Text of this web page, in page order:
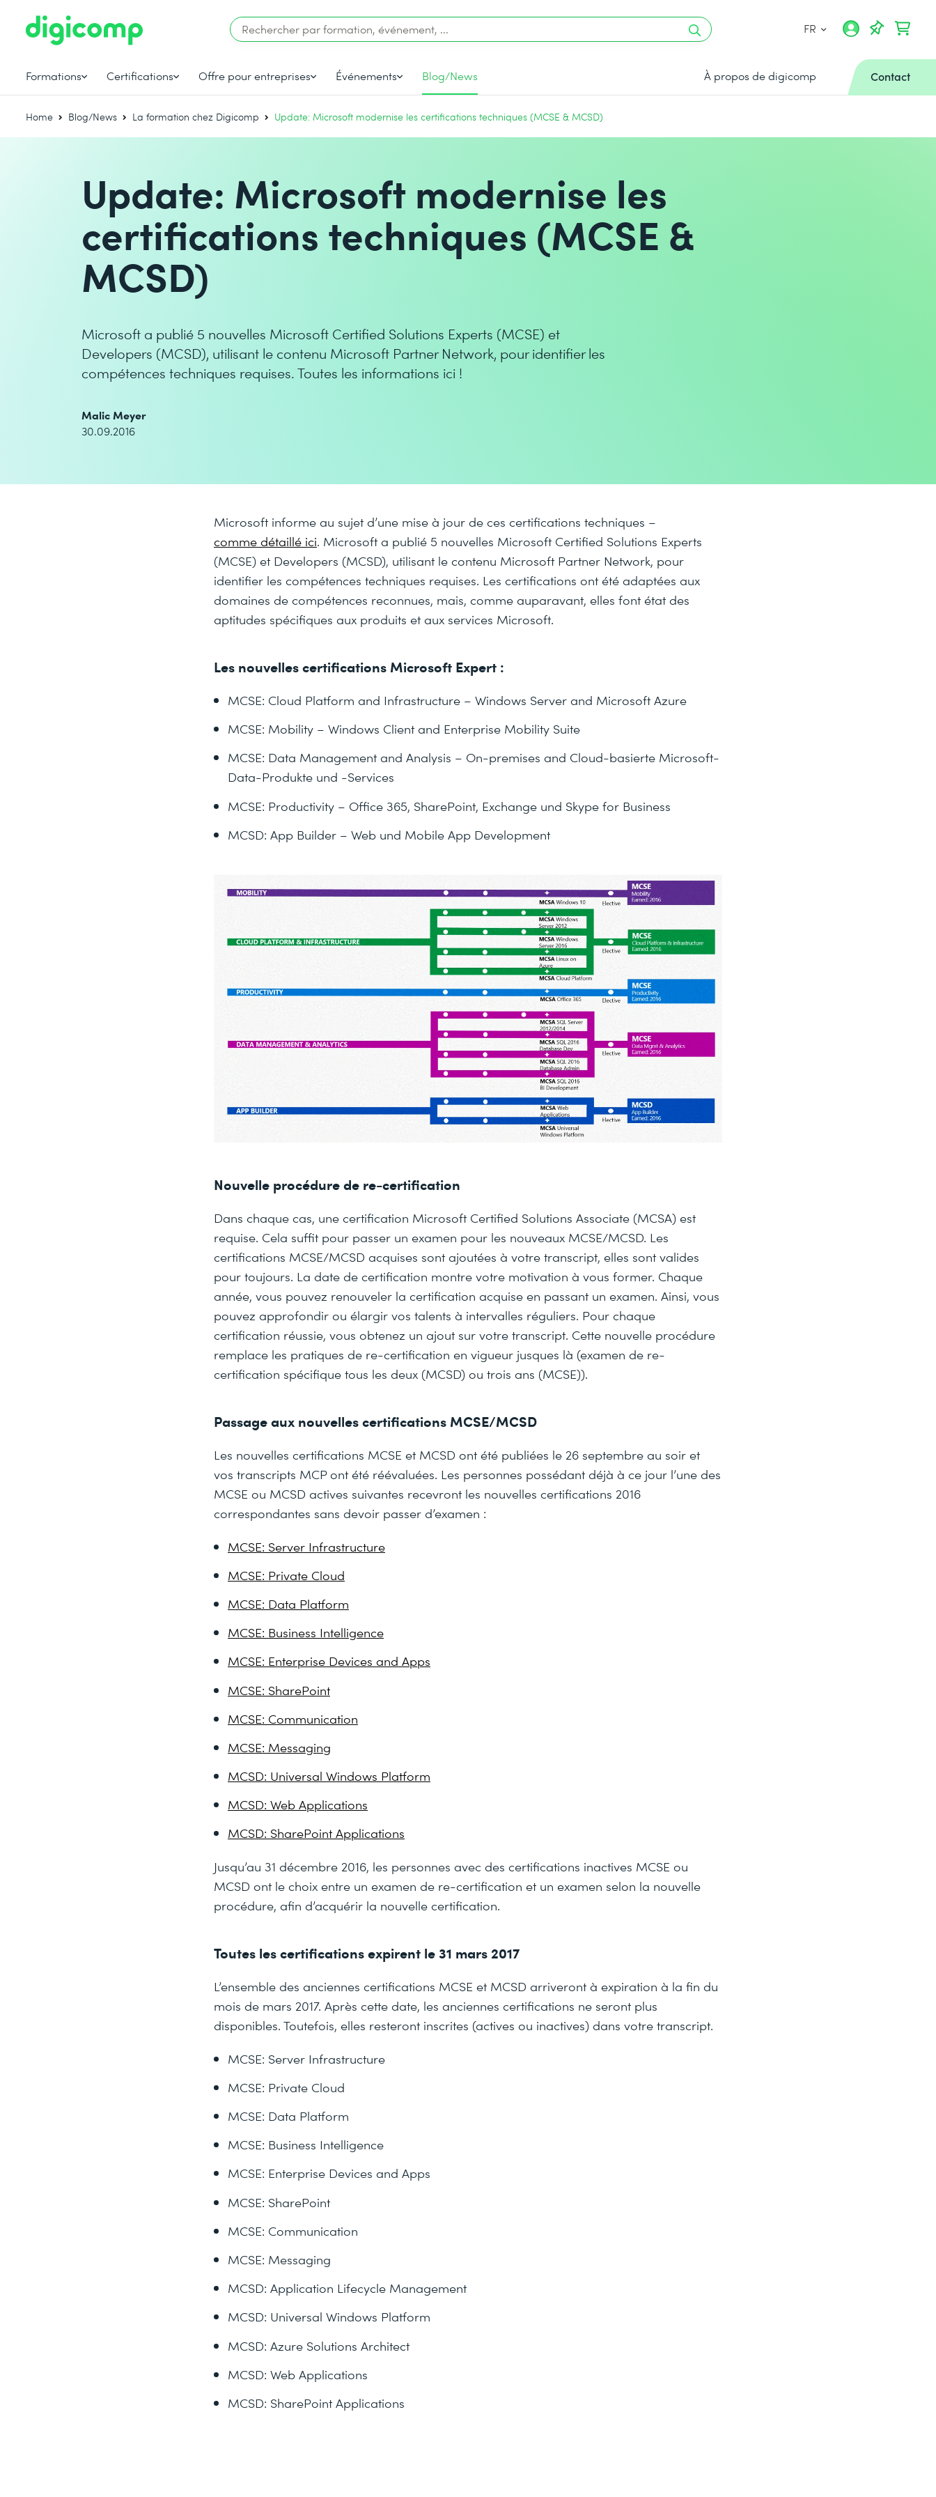
FR
Formations Certifications Offre pour entreprises Événements Blog/News À propos de digicomp Contact
Home Blog/News La formation chez Digicomp Update: Microsoft modernise les certifications techniques (MCSE & MCSD)
Update: Microsoft modernise les
certifications techniques (MCSE &
MCSD)
Microsoft a publié 5 nouvelles Microsoft Certified Solutions Experts (MCSE) et
Developers (MCSD), utilisant le contenu Microsoft Partner Network, pour identifier les
compétences techniques requises. Toutes les informations ici !
Malic Meyer
30.09.2016
Microsoft informe au sujet d’une mise à jour de ces certifications techniques –
comme détaillé ici. Microsoft a publié 5 nouvelles Microsoft Certified Solutions Experts
(MCSE) et Developers (MCSD), utilisant le contenu Microsoft Partner Network, pour
identifier les compétences techniques requises. Les certifications ont été adaptées aux
domaines de compétences reconnues, mais, comme auparavant, elles font état des
aptitudes spécifiques aux produits et aux services Microsoft.
Les nouvelles certifications Microsoft Expert :
MCSE: Cloud Platform and Infrastructure – Windows Server and Microsoft Azure
MCSE: Mobility – Windows Client and Enterprise Mobility Suite
MCSE: Data Management and Analysis – On-premises and Cloud-basierte Microsoft-
Data-Produkte und -Services
MCSE: Productivity – Office 365, SharePoint, Exchange und Skype for Business
MCSD: App Builder – Web und Mobile App Development
Nouvelle procédure de re-certification
Dans chaque cas, une certification Microsoft Certified Solutions Associate (MCSA) est
requise. Cela suffit pour passer un examen pour les nouveaux MCSE/MCSD. Les
certifications MCSE/MCSD acquises sont ajoutées à votre transcript, elles sont valides
pour toujours. La date de certification montre votre motivation à vous former. Chaque
année, vous pouvez renouveler la certification acquise en passant un examen. Ainsi, vous
pouvez approfondir ou élargir vos talents à intervalles réguliers. Pour chaque
certification réussie, vous obtenez un ajout sur votre transcript. Cette nouvelle procédure
remplace les pratiques de re-certification en vigueur jusques là (examen de re-
certification spécifique tous les deux (MCSD) ou trois ans (MCSE)).
Passage aux nouvelles certifications MCSE/MCSD
Les nouvelles certifications MCSE et MCSD ont été publiées le 26 septembre au soir et
vos transcripts MCP ont été réévaluées. Les personnes possédant déjà à ce jour l’une des
MCSE ou MCSD actives suivantes recevront les nouvelles certifications 2016
correspondantes sans devoir passer d’examen :
MCSE: Server Infrastructure
MCSE: Private Cloud
MCSE: Data Platform
MCSE: Business Intelligence
MCSE: Enterprise Devices and Apps
MCSE: SharePoint
MCSE: Communication
MCSE: Messaging
MCSD: Universal Windows Platform
MCSD: Web Applications
MCSD: SharePoint Applications
Jusqu’au 31 décembre 2016, les personnes avec des certifications inactives MCSE ou
MCSD ont le choix entre un examen de re-certification et un examen selon la nouvelle
procédure, afin d’acquérir la nouvelle certification.
Toutes les certifications expirent le 31 mars 2017
L’ensemble des anciennes certifications MCSE et MCSD arriveront à expiration à la fin du
mois de mars 2017. Après cette date, les anciennes certifications ne seront plus
disponibles. Toutefois, elles resteront inscrites (actives ou inactives) dans votre transcript.
MCSE: Server Infrastructure
MCSE: Private Cloud
MCSE: Data Platform
MCSE: Business Intelligence
MCSE: Enterprise Devices and Apps
MCSE: SharePoint
MCSE: Communication
MCSE: Messaging
MCSD: Application Lifecycle Management
MCSD: Universal Windows Platform
MCSD: Azure Solutions Architect
MCSD: Web Applications
MCSD: SharePoint Applications